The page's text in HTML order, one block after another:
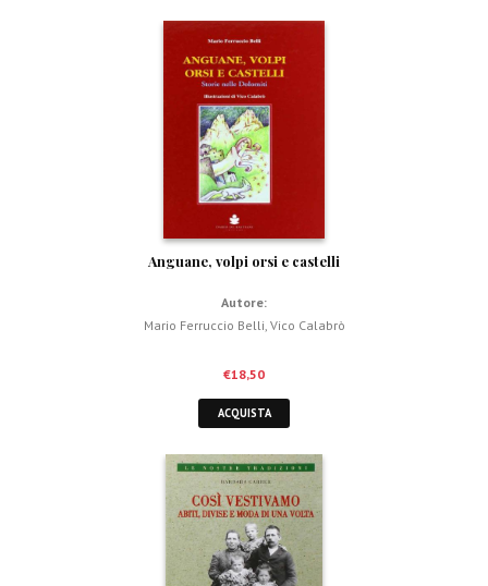
Anguane, volpi orsi e castelli
Autore:
Mario Ferruccio Belli, Vico Calabrò
€18,50
ACQUISTA